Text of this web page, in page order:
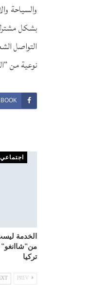
والسياحة
بشكل
التواصل
نوعية من
اجتماعي
الخدمة
تركيا